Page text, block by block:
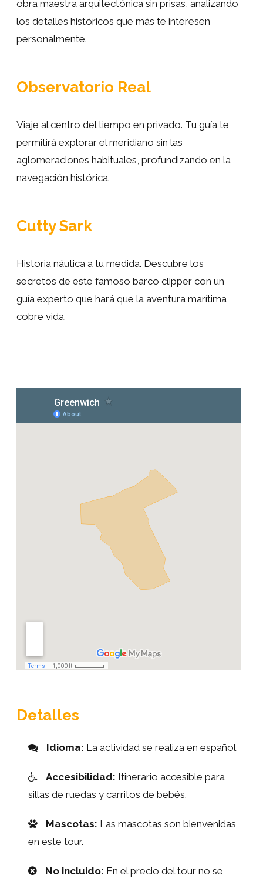
obra maestra arquitectónica sin prisas, analizando
los detalles históricos que más te interesen
personalmente.
Observatorio Real
Viaje al centro del tiempo en privado. Tu guía te
permitirá explorar el meridiano sin las
aglomeraciones habituales, profundizando en la
navegación histórica.
Cutty Sark
Historia náutica a tu medida. Descubre los
secretos de este famoso barco clipper con un
guía experto que hará que la aventura marítima
cobre vida.
Detalles
Idioma: La actividad se realiza en español.
Accesibilidad: Itinerario accesible para
sillas de ruedas y carritos de bebés.
Mascotas: Las mascotas son bienvenidas
en este tour.
No incluido: En el precio del tour no se